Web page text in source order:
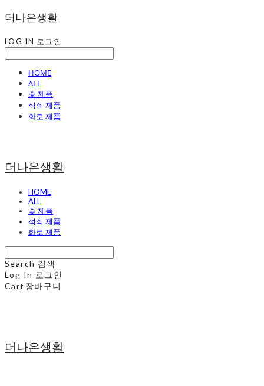
더나은생활
LOG IN 로그인
HOME
ALL
숯 제품
석쇠 제품
화로 제품
더나은생활
HOME
ALL
숯 제품
석쇠 제품
화로 제품
Search 검색
Log In 로그인
Cart 장바구니
더나은생활